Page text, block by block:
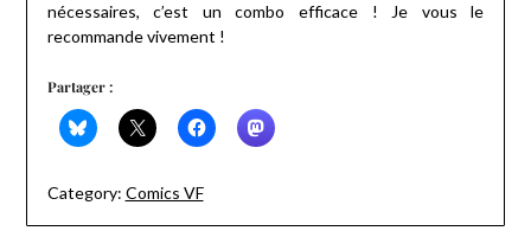
nécessaires, c’est un combo efficace ! Je vous le
recommande vivement !
Partager :
Category: Comics VF